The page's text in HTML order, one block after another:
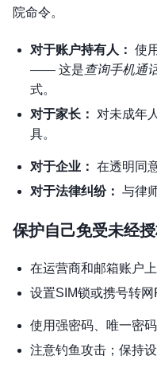
院命令。
对于账户持有人： 使
—— 这是查询手机通
式。
对于家长：
对未成年
具。
对于企业： 在透明同
对于法律纠纷： 与律
保护自己免受未经
在运营商和邮箱账户
设置SIM锁或携号转网
使用强密码、唯一密
注意钓鱼攻击；保持设